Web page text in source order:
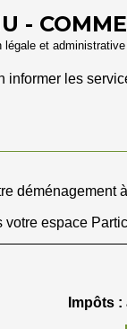
-
et
informer les
déménagement
espace
Impôts